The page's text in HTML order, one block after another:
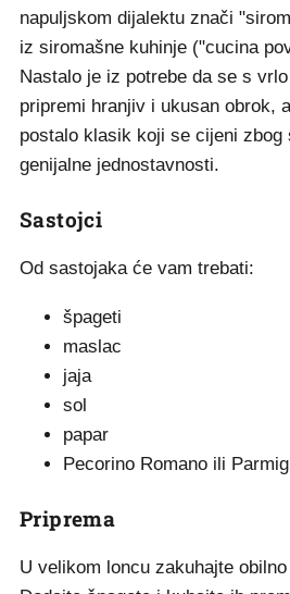
napuljskom dijalektu znači
iz siromašne kuhinje ("cucina
Nastalo je iz potrebe da se s
pripremi hranjiv i ukusan obrok,
postalo klasik koji se cijeni zbog
genijalne jednostavnosti.
Sastojci
Od sastojaka će vam trebati:
špageti
maslac
jaja
sol
papar
Pecorino Romano ili
Priprema
U velikom loncu zakuhajte